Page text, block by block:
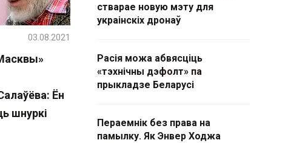
Ён
шнуркі
03.08.2021
стварае новую мэту для
украінскіх дронаў
Расія можа абвясціць
«тэхнічны дэфолт» па
прыкладзе Беларусі
Пераемнік без права на
памылку. Як Энвер Ходжа